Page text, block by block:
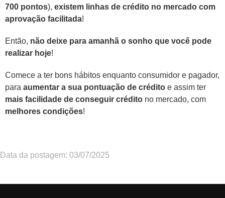
700 pontos), existem linhas de crédito no mercado com
aprovação facilitada!
Então, não deixe para amanhã o sonho que você pode
realizar hoje!
Comece a ter bons hábitos enquanto consumidor e pagador,
para aumentar a sua pontuação de crédito e assim ter
mais facilidade de conseguir crédito no mercado, com
melhores condições!
Data da postagem: 03/07/2025